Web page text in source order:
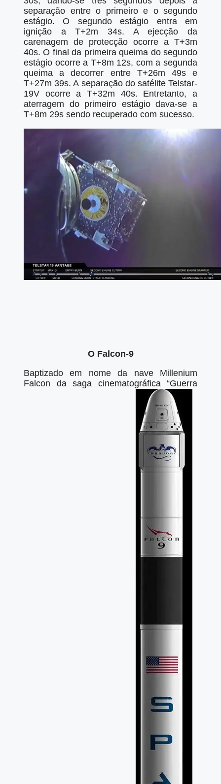
separação entre o primeiro e o segundo
estágio. O segundo estágio entra em
ignição a T+2m 34s. A ejecção da
carenagem de protecção ocorre a T+3m
40s. O final da primeira queima do segundo
estágio ocorre a T+8m 12s, com a segunda
queima a decorrer entre T+26m 49s e
T+27m 39s. A separação do satélite Telstar-
19V ocorre a T+32m 40s. Entretanto, a
aterragem do primeiro estágio dava-se a
T+8m 29s sendo recuperado com sucesso.
O Falcon-9
Baptizado em nome da nave Millenium
Falcon da saga cinematográfica “Guerra